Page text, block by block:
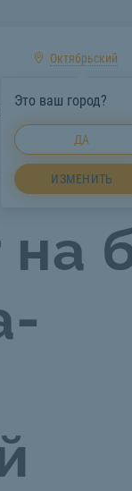
Октябрьский
Это ваш город?
ДА
ИЗМЕНИТЬ
спецтехники